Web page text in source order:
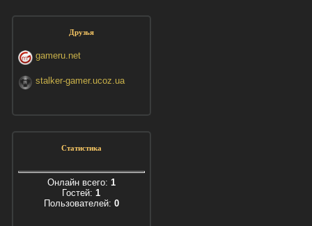
Друзья
gameru.net
stalker-gamer.ucoz.ua
Статистика
Онлайн всего: 1
Гостей: 1
Пользователей: 0